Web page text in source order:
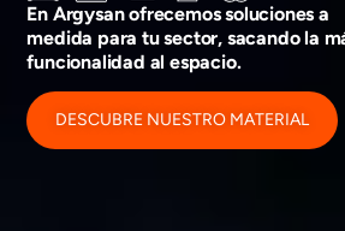
En Argysan ofrecemos soluciones a
medida para tu sector, sacando la
funcionalidad al espacio.
DESCUBRE NUESTRO MATERIAL